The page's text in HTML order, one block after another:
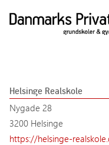
Helsinge Realskole
Nygade 28
3200 Helsinge
https://helsinge-